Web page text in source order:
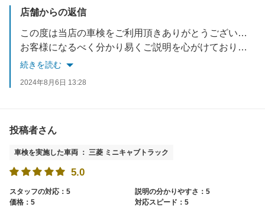
店舗からの返信
この度は当店の車検をご利用頂きありがとうございます
お客様になるべく分かり易くご説明を心がけております
またのご来店お待ちしております
続きを読む
2024年8月6日 13:28
投稿者さん
車検を実施した車両 ： 三菱 ミニキャブトラック
5.0
スタッフの対応：5
説明の分かりやすさ：5
価格：5
対応スピード：5